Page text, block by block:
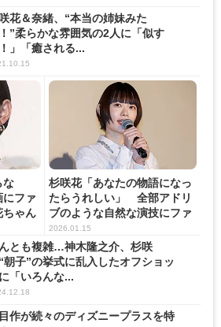
花＆奈緒、“本当の姉妹みた
”柔らかな雰囲気の2人に「似す
」「癒される...
な
にファ
ちゃん
杉咲花「あなたの物語になっ
たらうれしい」 全部アドリ
ブのような自然な演技にファ
ン...
2026.01.15
とも複雑…神木隆之介、杉咲
朝子”の挙式に乱入したオフショッ
「いろんな...
作が続々のディズニープラスを特